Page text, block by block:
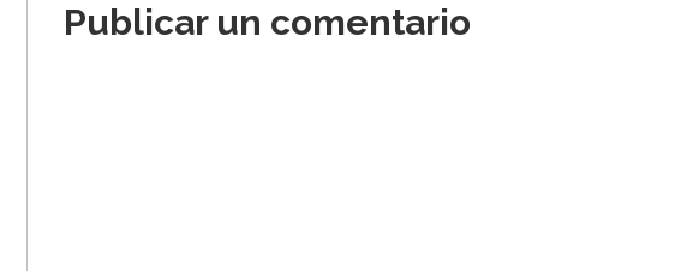
Publicar un comentario